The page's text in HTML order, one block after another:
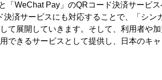
WeChat Pay」のQRコード決済サービス
済サービスにも対応することで、「シン
て展開していきます。そして、利用者や
できるサービスとして提供し、日本のキ